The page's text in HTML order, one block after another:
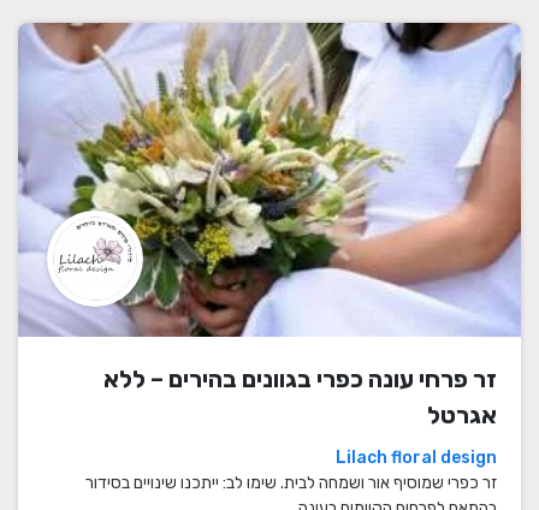
זר פרחי עונה כפרי בגוונים בהירים – ללא
אגרטל
Lilach floral design
זר כפרי שמוסיף אור ושמחה לבית. שימו לב: ייתכנו שינויים בסידור